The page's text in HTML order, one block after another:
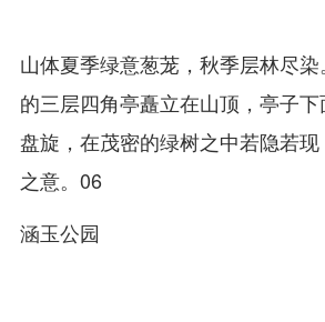
山体夏季绿意葱茏，秋季层林尽
的三层四角亭矗立在山顶，亭子
盘旋，在茂密的绿树之中若隐若
之意。06
涵玉公园